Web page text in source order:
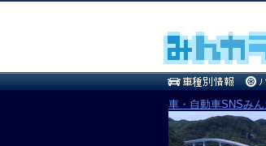
車・自動車SNSみん